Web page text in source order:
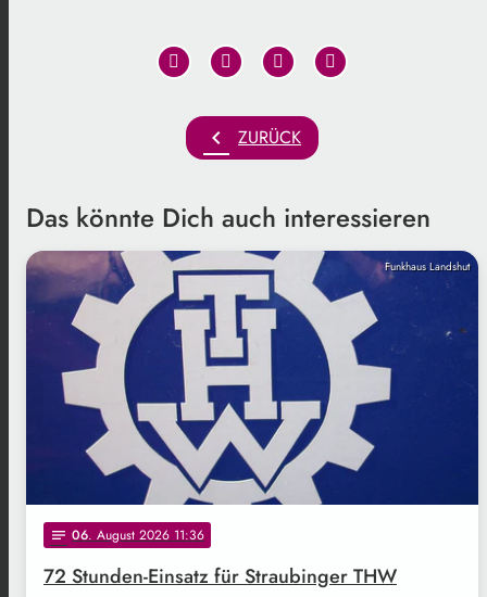
chevron_left ZURÜCK
Das könnte Dich auch interessieren
Funkhaus Landshut
notes 06. August 2026 11:36
72 Stunden-Einsatz für Straubinger THW